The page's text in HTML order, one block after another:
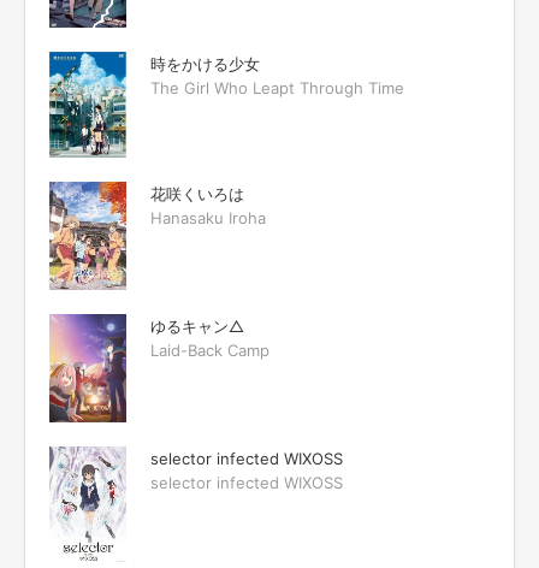
時をかける少女
The Girl Who Leapt Through Time
花咲くいろは
Hanasaku Iroha
ゆるキャン△
Laid-Back Camp
selector infected WIXOSS
selector infected WIXOSS